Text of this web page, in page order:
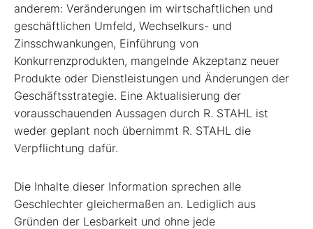
anderem: Veränderungen im wirtschaftlichen und
geschäftlichen Umfeld, Wechselkurs- und
Zinsschwankungen, Einführung von
Konkurrenzprodukten, mangelnde Akzeptanz neuer
Produkte oder Dienstleistungen und Änderungen der
Geschäftsstrategie. Eine Aktualisierung der
vorausschauenden Aussagen durch R. STAHL ist
weder geplant noch übernimmt R. STAHL die
Verpflichtung dafür.
Die Inhalte dieser Information sprechen alle
Geschlechter gleichermaßen an. Lediglich aus
Gründen der Lesbarkeit und ohne jede